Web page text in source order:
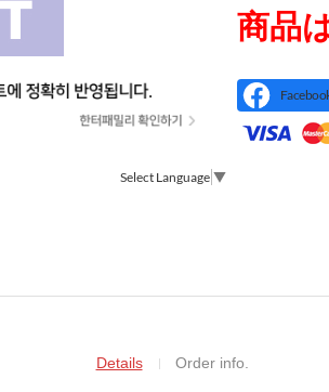
商品
Select Language ▼
Details Order info.